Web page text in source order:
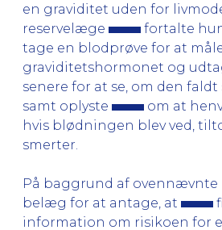
en graviditet uden for
reservelæge
fortalte
tage en blodprøve for at
graviditetshormonet og
senere for at se, om den faldt
samt oplyste
om at
hvis blødningen blev ved,
smerter.
På baggrund af
belæg for at antage, at
information om risikoen for